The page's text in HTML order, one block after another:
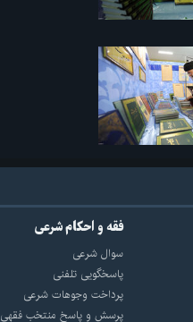
فقه و احکام شرعی
سوال شرعی
پاسخگویی تلفنی
پرداخت وجوهات شرعی
پرسش و پاسخ منتخب فقهی